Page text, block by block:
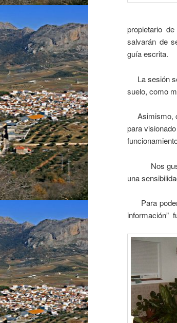
propietario
salvarán de
guía escrita.
La sesión
suelo, como
Asimismo,
para
Nos gustó
una
Para poder
información”